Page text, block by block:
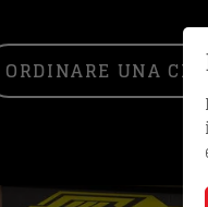
ORDINARE UNA